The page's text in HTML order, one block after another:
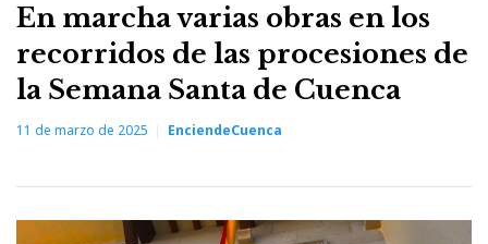
En marcha varias obras en los
recorridos de las procesiones de
la Semana Santa de Cuenca
11 de marzo de 2025 EnciendeCuenca